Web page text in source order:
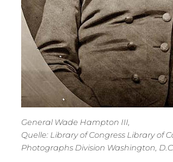
General Wade Hampton III
Quelle: Library of Congress Library of
Photographs Division Washington,